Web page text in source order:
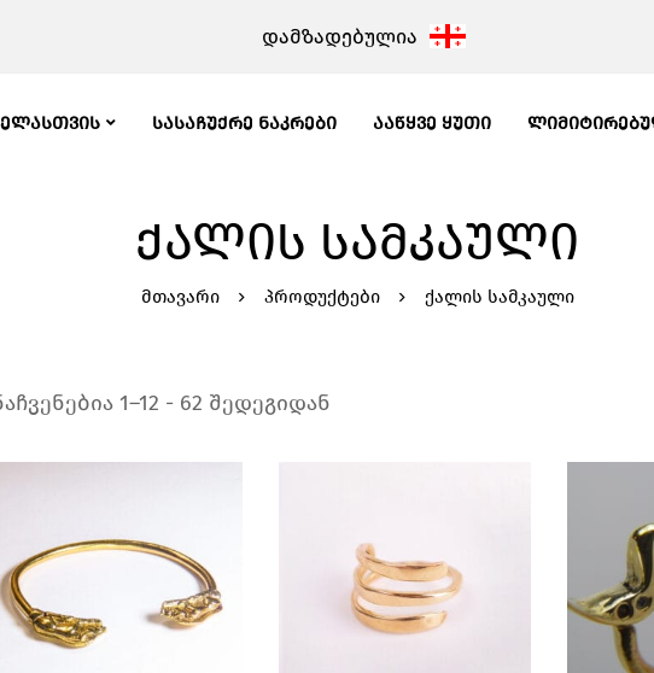
დამზადებულია
ᲡᲐᲡᲐᲩᲣᲥᲠᲔ ᲜᲐᲙᲠᲔᲑᲘ ᲐᲐᲬᲧᲕᲔ ᲧᲣᲗᲘ
ᲥᲐᲚᲘᲡ ᲡᲐᲛᲙᲐᲣᲚᲘ
მთავარი პროდუქტები ქალის სამკაული
1–12 - 62 შედეგიდან